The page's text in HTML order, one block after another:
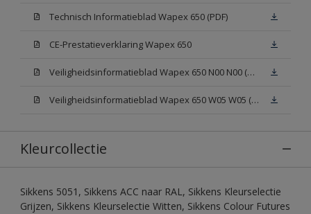
Technisch Informatieblad Wapex 650 (PDF)
CE-Prestatieverklaring Wapex 650
Veiligheidsinformatieblad Wapex 650 N00 N00 (MSDS)
Veiligheidsinformatieblad Wapex 650 W05 W05 (MSDS)
Kleurcollectie
Sikkens 5051, Sikkens ACC naar RAL, Sikkens Kleurselectie
Grijzen, Sikkens Kleurselectie Witten, Sikkens Colour Futures